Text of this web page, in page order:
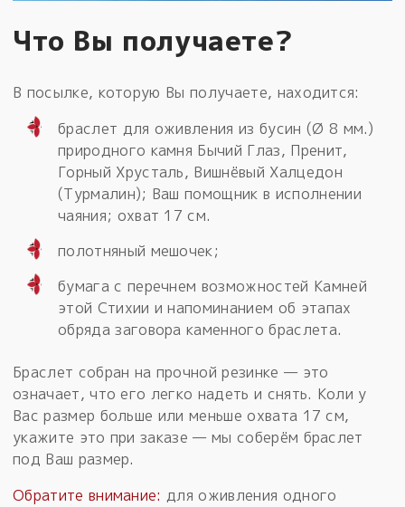
Что Вы получаете?
В посылке, которую Вы получаете, находится:
браслет для оживления из бусин (Ø 8 мм.)
природного камня Бычий Глаз, Пренит,
Горный Хрусталь, Вишнёвый Халцедон
(Турмалин); Ваш помощник в исполнении
чаяния; охват 17 см.
полотняный мешочек;
бумага с перечнем возможностей Камней
этой Стихии и напоминанием об этапах
обряда заговора каменного браслета.
Браслет собран на прочной резинке — это
означает, что его легко надеть и снять. Коли у
Вас размер больше или меньше охвата 17 см,
укажите это при заказе — мы соберём браслет
под Ваш размер.
Обратите внимание: для оживления одного